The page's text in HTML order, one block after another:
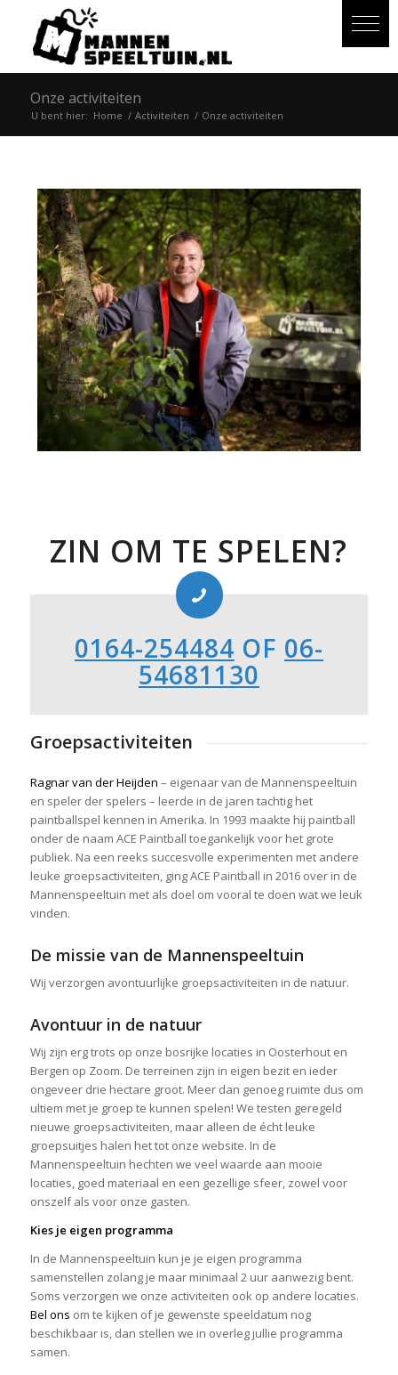
Onze activiteiten
U bent hier: Home / Activiteiten / Onze activiteiten
ZIN OM TE SPELEN?
0164-254484 OF 06-
54681130
Groepsactiviteiten
Ragnar van der Heijden – eigenaar van de Mannenspeeltuin
en speler der spelers – leerde in de jaren tachtig het
paintballspel kennen in Amerika. In 1993 maakte hij paintball
onder de naam ACE Paintball toegankelijk voor het grote
publiek. Na een reeks succesvolle experimenten met andere
leuke groepsactiviteiten, ging ACE Paintball in 2016 over in de
Mannenspeeltuin met als doel om vooral te doen wat we leuk
vinden.
De missie van de Mannenspeeltuin
Wij verzorgen avontuurlijke groepsactiviteiten in de natuur.
Avontuur in de natuur
Wij zijn erg trots op onze bosrijke locaties in Oosterhout en
Bergen op Zoom. De terreinen zijn in eigen bezit en ieder
ongeveer drie hectare groot. Meer dan genoeg ruimte dus om
ultiem met je groep te kunnen spelen! We testen geregeld
nieuwe groepsactiviteiten, maar alleen de écht leuke
groepsuitjes halen het tot onze website. In de
Mannenspeeltuin hechten we veel waarde aan mooie
locaties, goed materiaal en een gezellige sfeer, zowel voor
onszelf als voor onze gasten.
Kies je eigen programma
In de Mannenspeeltuin kun je je eigen programma
samenstellen zolang je maar minimaal 2 uur aanwezig bent.
Soms verzorgen we onze activiteiten ook op andere locaties.
Bel ons om te kijken of je gewenste speeldatum nog
beschikbaar is, dan stellen we in overleg jullie programma
samen.